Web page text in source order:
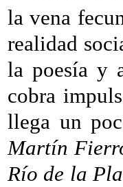
la vena
realidad
la poesía y
cobra
llega un
Martín
Río de la